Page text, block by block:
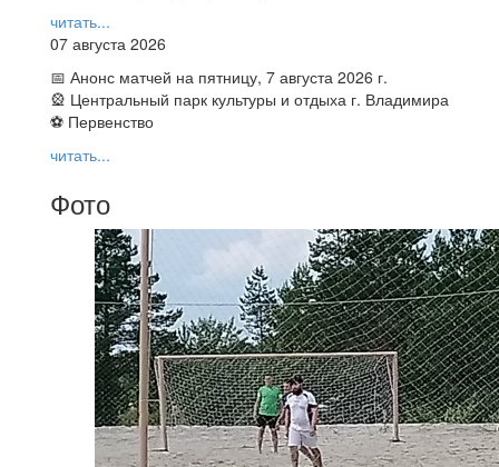
читать...
07 августа 2026
📅 Анонс матчей на пятницу, 7 августа 2026 г.
🎡 Центральный парк культуры и отдыха г. Владимира
⚽ Первенство
читать...
Фото